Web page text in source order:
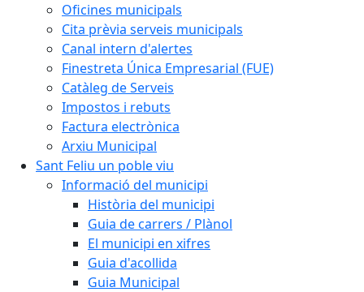
Oficines municipals
Cita prèvia serveis municipals
Canal intern d'alertes
Finestreta Única Empresarial (FUE)
Catàleg de Serveis
Impostos i rebuts
Factura electrònica
Arxiu Municipal
Sant Feliu un poble viu
Informació del municipi
Història del municipi
Guia de carrers / Plànol
El municipi en xifres
Guia d'acollida
Guia Municipal